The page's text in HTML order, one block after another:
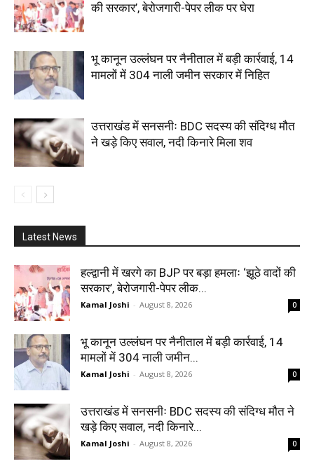
की सरकार’, बेरोजगारी-पेपर लीक पर घेरा
भू कानून उल्लंघन पर नैनीताल में बड़ी कार्रवाई, 14
मामलों में 304 नाली जमीन सरकार में निहित
उत्तराखंड में सनसनीः BDC सदस्य की संदिग्ध मौत
ने खड़े किए सवाल, नदी किनारे मिला शव
Latest News
हल्द्वानी में खरगे का BJP पर बड़ा हमलाः ‘झूठे वादों की
सरकार’, बेरोजगारी-पेपर लीक...
Kamal Joshi - August 8, 2026 0
भू कानून उल्लंघन पर नैनीताल में बड़ी कार्रवाई, 14
मामलों में 304 नाली जमीन...
Kamal Joshi - August 8, 2026 0
उत्तराखंड में सनसनीः BDC सदस्य की संदिग्ध मौत ने
खड़े किए सवाल, नदी किनारे...
Kamal Joshi - August 8, 2026 0